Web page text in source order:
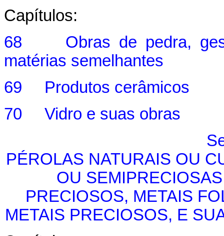
Capítulos:
68 Obras de pedra,
matérias semelhantes
69 Produtos cerâmicos
70 Vidro e suas obras
PÉROLAS NATURAIS OU
OU
PRECIOSOS, METAIS
METAIS PRECIOSOS, E